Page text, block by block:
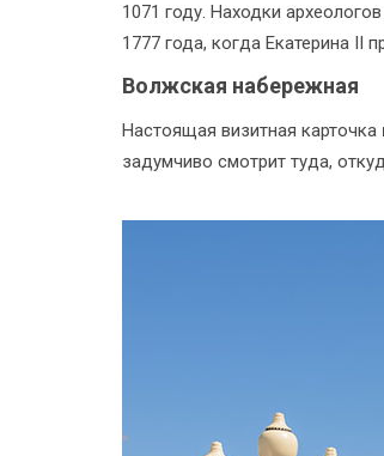
1071 году. Находки
1777 года, когда Екатерина II
Волжская набережная
Настоящая визитная карточка
задумчиво смотрит туда,